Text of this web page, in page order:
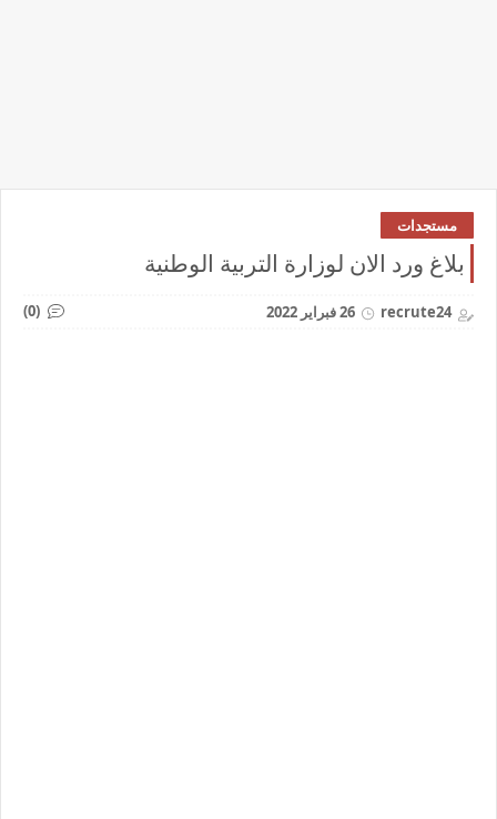
مستجدات
بلاغ ورد الان لوزارة التربية الوطنية
recrute24 26 فبراير 2022 (0)